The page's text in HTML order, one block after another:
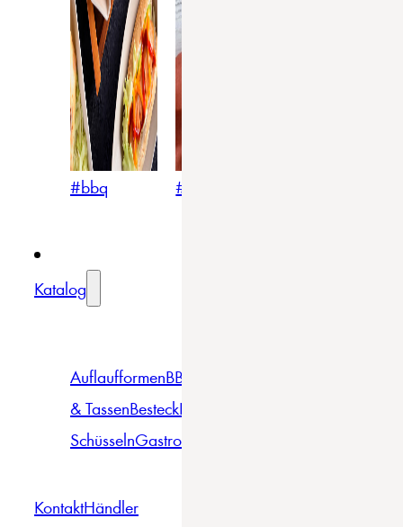
#bbq #blumig
Katalog
AuflaufformenBBQ
& TassenBesteckBowls &
SchüsselnGastro
KontaktHändler